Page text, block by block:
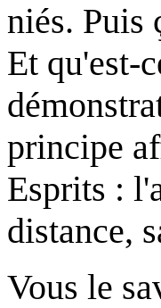
niés. Puis
Et qu'est-
principe
Esprits :
distance,
Vous le